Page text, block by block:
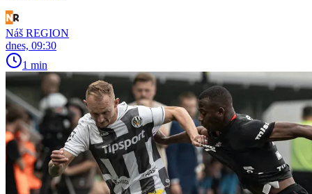
Náš REGION
dnes, 09:30
1 min